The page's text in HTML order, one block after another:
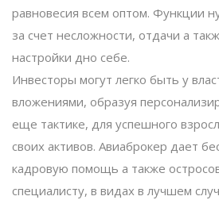
равновесия всем оптом. Функции
за счет несложности, отдачи а
настройки дно себе.
Инвесторы могут легко быть у
вложениями, образуя
еще тактике, для успешного
своих активов. Авиаброкер дает
кадровую помощь а также
специалисту, в видах в лучшем